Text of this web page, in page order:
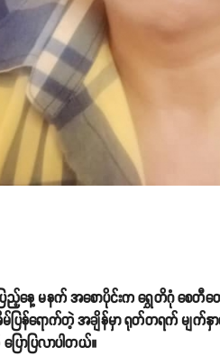
ပြည့်နေ့ မနက် အစောပိုင်းက ရွှေတိဂုံ စေ
ြန်ရောက်တဲ့ အချိန်မှာ ရုတ်တရက် မျက်နှာ
ာပြလာပါတယ်။